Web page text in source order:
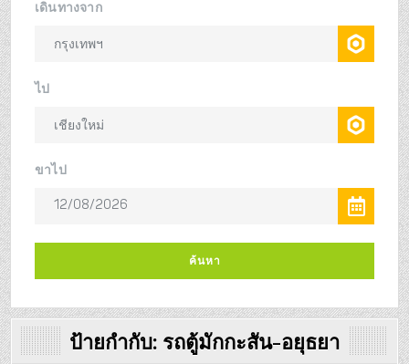
ป้ายกำกับ: รถตู้มักกะสัน-อยุธยา